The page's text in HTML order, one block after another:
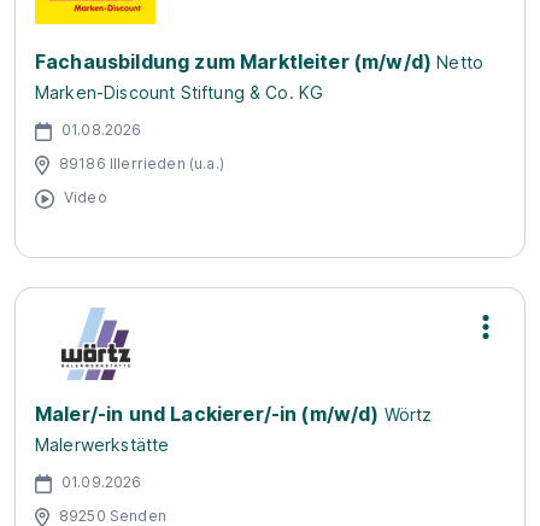
Fachausbildung zum Marktleiter (m/w/d) Netto
Marken-Discount Stiftung & Co. KG
01.08.2026
89186 Illerrieden (u.a.)
Video
Maler/-in und Lackierer/-in (m/w/d) Wörtz
Malerwerkstätte
01.09.2026
89250 Senden